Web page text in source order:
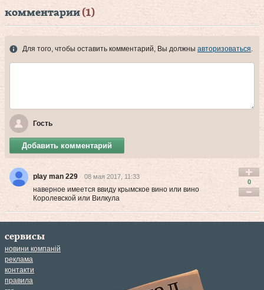
комментарии (1)
Для того, чтобы оставить комментарий, Вы должны авторизоваться.
Гость
Добавить комментарий
play man 229 08 мая 2017, 11:33
наверное имеется ввиду крымское вино или вино
Королевской или Вилкула
0
сервисы
новини компаній
реклама
контакти
правила